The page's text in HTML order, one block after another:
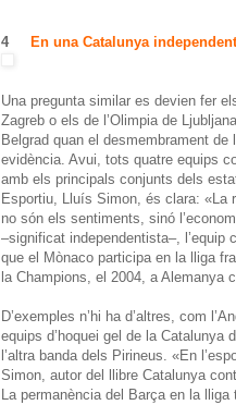
4 En una Catalunya
Una pregunta similar es devien fer
Zagreb o els de l’Olimpia de
Belgrad quan el desmembrament
evidència. Avui, tots quatre equips
amb els principals conjunts dels
Esportiu, Lluís Simon, és clara: «La
no són els sentiments, sinó
–significat independentista–, l’equip
que el Mònaco participa en la lliga
la Champions, el 2004, a Alemanya
D’exemples n’hi ha d’altres, com
equips d’hoquei gel de la
l’altra banda dels Pirineus. «En
Simon, autor del llibre Catalunya
La permanència del Barça en la